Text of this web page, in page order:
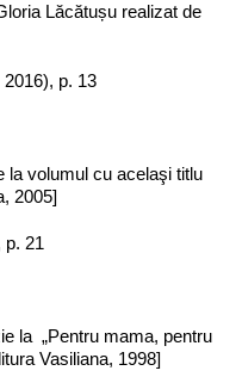
Lăcătușu realizat de
p. 13
la volumul cu acelaşi titlu
2005]
p. 21
la „Pentru mama, pentru
Vasiliana, 1998]